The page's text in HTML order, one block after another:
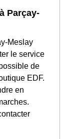
Parçay-
Meslay
le service
de
EDF.
en